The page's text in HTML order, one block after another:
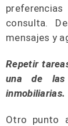
consulta.
mensajes y
Repetir
una de las
inmobiliarias.
Otro punto